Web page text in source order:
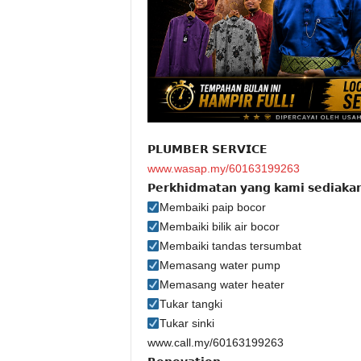
𝗣𝗟𝗨𝗠𝗕𝗘𝗥 𝗦𝗘𝗥𝗩𝗜𝗖𝗘
www.wasap.my/60163199263
𝗣𝗲𝗿𝗸𝗵𝗶𝗱𝗺𝗮𝘁𝗮𝗻 𝘆𝗮𝗻𝗴 𝗸𝗮𝗺𝗶
Membaiki paip bocor
Membaiki bilik air bocor
Membaiki tandas tersumbat
Memasang water pump
Memasang water heater
Tukar tangki
Tukar sinki
www.call.my/60163199263